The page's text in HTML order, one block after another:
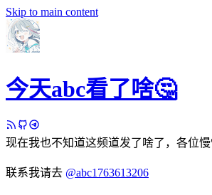
Skip to main content
今天abc看了啥🤔
现在我也不知道这频道发了啥了，各位
联系我请去 @abc1763613206